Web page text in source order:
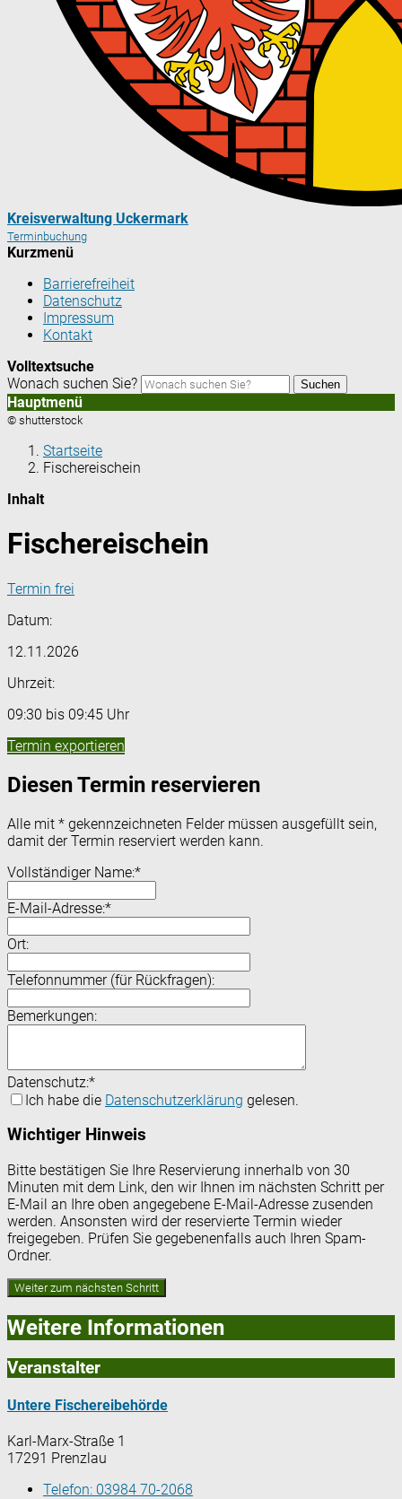
Kreisverwaltung Uckermark
Terminbuchung
Kurzmenü
Barrierefreiheit
Datenschutz
Impressum
Kontakt
Volltextsuche
Wonach suchen Sie?
Suchen
Hauptmenü
© shutterstock
Startseite
Fischereischein
Inhalt
Fischereischein
Termin frei
Datum:
12.11.2026
Uhrzeit:
09:30 bis 09:45 Uhr
Termin exportieren
Diesen Termin reservieren
Alle mit * gekennzeichneten Felder müssen ausgefüllt sein,
damit der Termin reserviert werden kann.
Vollständiger Name:*
E-Mail-Adresse:*
Ort:
Telefonnummer (für Rückfragen):
Bemerkungen:
Datenschutz:*
Ich habe die Datenschutzerklärung gelesen.
Wichtiger Hinweis
Bitte bestätigen Sie Ihre Reservierung innerhalb von 30
Minuten mit dem Link, den wir Ihnen im nächsten Schritt per
E-Mail an Ihre oben angegebene E-Mail-Adresse zusenden
werden. Ansonsten wird der reservierte Termin wieder
freigegeben. Prüfen Sie gegebenenfalls auch Ihren Spam-
Ordner.
Weitere Informationen
Veranstalter
Untere Fischereibehörde
Karl-Marx-Straße 1
17291 Prenzlau
Telefon: 03984 70-2068